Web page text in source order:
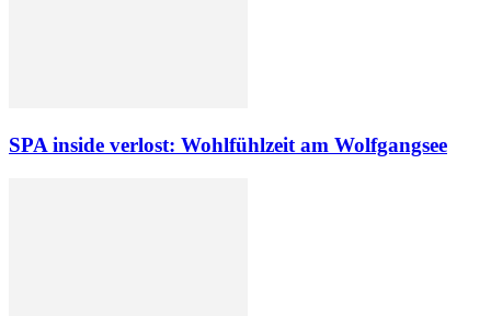
SPA inside verlost: Wohlfühlzeit am Wolfgangsee